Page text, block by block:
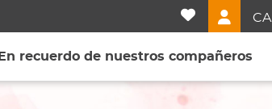
En recuerdo de nuestros compañeros
CA